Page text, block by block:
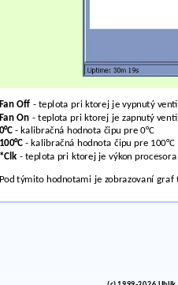
Fan Off - teplota pri ktorej je vypnutý
Fan On - teplota pri ktorej je zapnutý
0°C- kalibračná hodnota čipu pre 0°C
100°C- kalibračná hodnota čipu pre 100°C
*Clk - teplota pri ktorej je výkon
Pod týmito hodnotami je zobrazovaní